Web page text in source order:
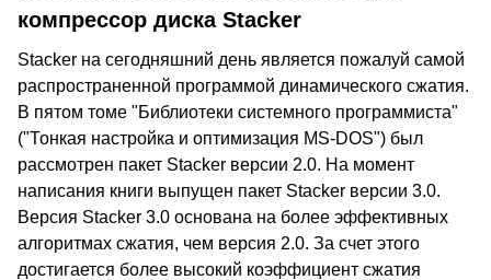
компрессор диска Stacker
Stacker на сегодняшний день является пожалуй самой
распространенной программой динамического сжатия.
В пятом томе "Библиотеки системного программиста"
("Тонкая настройка и оптимизация MS-DOS") был
рассмотрен пакет Stacker версии 2.0. На момент
написания книги выпущен пакет Stacker версии 3.0.
Версия Stacker 3.0 основана на более эффективных
алгоритмах сжатия, чем версия 2.0. За счет этого
достигается более высокий коэффициент сжатия